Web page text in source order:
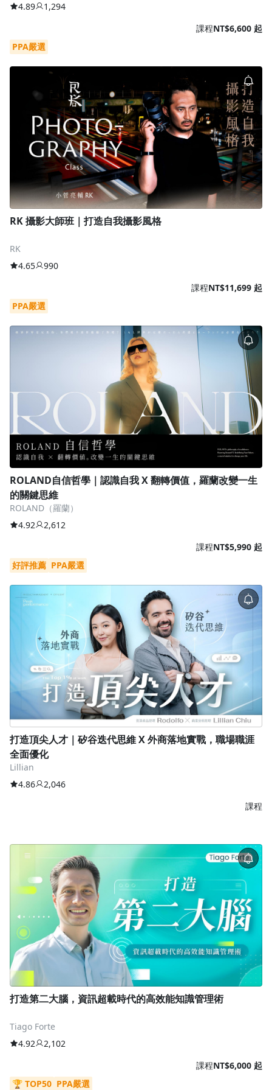
4.89
1,294
課程NT$6,600 起
PPA嚴選
RK 攝影大師班｜打造自我攝影風格
RK
4.65
990
課程NT$11,699 起
PPA嚴選
ROLAND自信哲學｜認識自我 X 翻轉價值，羅蘭改變一生
的關鍵思維
ROLAND（羅蘭）
4.92
2,612
課程NT$5,990 起
好評推薦 PPA嚴選
打造頂尖人才｜矽谷迭代思維 X 外商落地實戰，職場職涯
全面優化
Lillian
4.86
2,046
課程
打造第二大腦，資訊超載時代的高效能知識管理術
Tiago Forte
4.92
2,102
課程NT$6,000 起
🏆 TOP50 PPA嚴選